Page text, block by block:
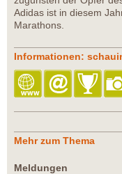
Adidas ist in diesem
Marathons.
Informationen:
Mehr zum Thema
Meldungen